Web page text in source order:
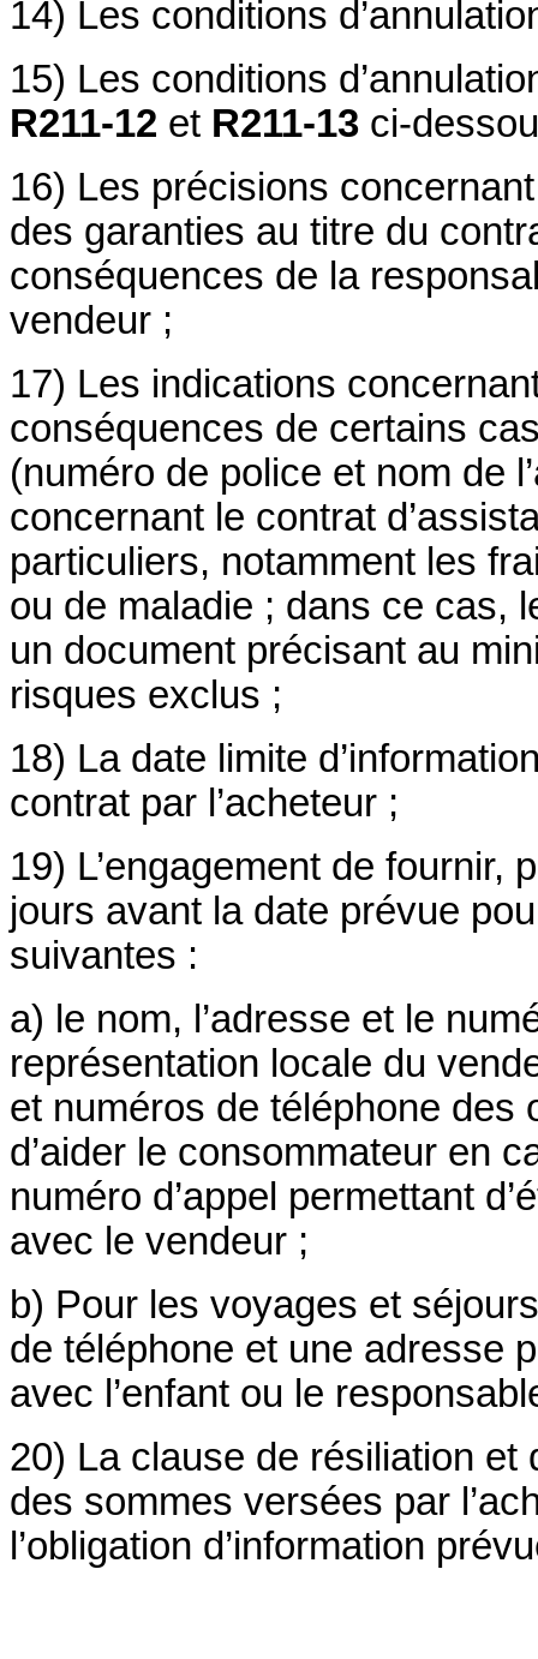
14) Les conditions
15) Les conditions
R211-12 et R211-13 ci-
16) Les précisions
des garanties au titre du
conséquences de la
vendeur ;
17) Les indications
conséquences de certains
(numéro de police et nom de
concernant le contrat
particuliers, notamment les
ou de maladie ; dans ce cas,
un document précisant au
risques exclus ;
18) La date limite
contrat par l’acheteur ;
19) L’engagement de fournir,
jours avant la date prévue
suivantes :
a) le nom, l’adresse et le
représentation locale du
et numéros de téléphone
d’aider le consommateur en
numéro d’appel permettant
avec le vendeur ;
b) Pour les voyages et
de téléphone et une adresse
avec l’enfant ou le
20) La clause de résiliation et
des sommes versées par
l’obligation d’information